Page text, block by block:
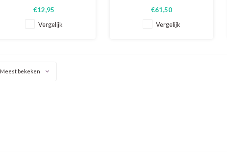
goede wijnmaker in Haro. De
druiven komen van
€12,95
Vergelijk
vindt plaats op drie
verschillende vatsoorten,
€61,50
Vergelijk
Meest bekeken